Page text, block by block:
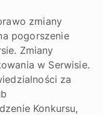
zmiany
pogorszenie
Zmiany
w Serwisie.
za
Konkursu,